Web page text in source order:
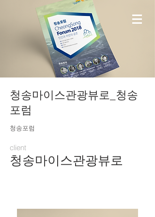
청송마이스관광뷰로_청송
포럼
청송포럼
client
청송마이스관광뷰로